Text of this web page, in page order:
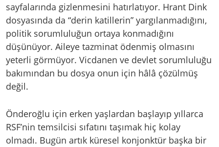
sayfalarında gizlenmesini hatırlatıyor. Hrant Dink
dosyasında da “derin katillerin” yargılanmadığını,
politik sorumluluğun ortaya konmadığını
düşünüyor. Aileye tazminat ödenmiş olmasını
yeterli görmüyor. Vicdanen ve devlet sorumluluğu
bakımından bu dosya onun için hâlâ çözülmüş
değil.
Önderoğlu için erken yaşlardan başlayıp yıllarca
RSF’nin temsilcisi sıfatını taşımak hiç kolay
olmadı. Bugün artık küresel konjonktür başka bir